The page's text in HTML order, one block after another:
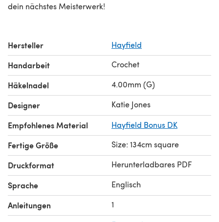
dein nächstes Meisterwerk!
Hersteller Hayfield
Handarbeit Crochet
Häkelnadel 4.00mm (G)
Designer Katie Jones
Empfohlenes Material Hayfield Bonus DK
Fertige Größe Size: 134cm square
Druckformat Herunterladbares PDF
Sprache Englisch
Anleitungen 1